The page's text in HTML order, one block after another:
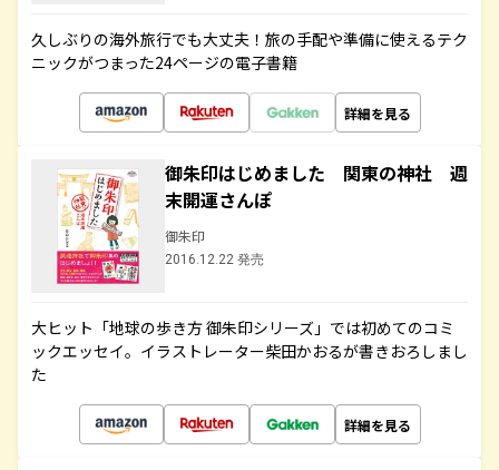
久しぶりの海外旅行でも大丈夫！旅の手配や準備に使えるテク
ニックがつまった24ページの電子書籍
詳細を見る
御朱印はじめました 関東の神社 週
末開運さんぽ
御朱印
2016.12.22 発売
大ヒット「地球の歩き方 御朱印シリーズ」では初めてのコミ
ックエッセイ。イラストレーター柴田かおるが書きおろしまし
た
詳細を見る